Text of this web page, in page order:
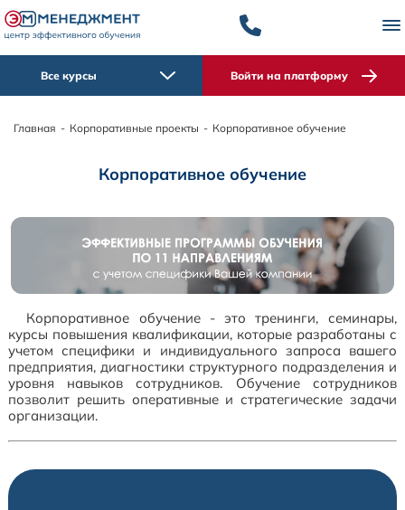
Все курсы Войти на платформу
Главная - Корпоративные проекты - Корпоративное обучение
Корпоративное обучение
Корпоративное обучение - это тренинги, семинары,
курсы повышения квалификации, которые разработаны с
учетом специфики и индивидуального запроса вашего
предприятия, диагностики структурного подразделения и
уровня навыков сотрудников. Обучение сотрудников
позволит решить оперативные и стратегические задачи
организации.